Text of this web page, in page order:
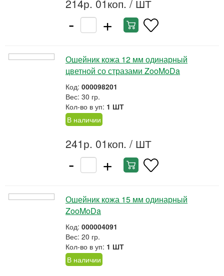
214р. 01коп. / ШТ
- +
Ошейник кожа 12 мм одинарный
цветной со стразами ZooMoDa
Код: 000098201
Вес: 30 гр.
Кол-во в уп: 1 ШТ
В наличии
241р. 01коп. / ШТ
- +
Ошейник кожа 15 мм одинарный
ZooMoDa
Код: 000004091
Вес: 20 гр.
Кол-во в уп: 1 ШТ
В наличии